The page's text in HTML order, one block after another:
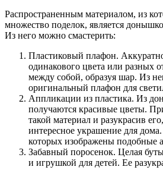
Распространенным материалом, из
множество поделок, является
Из него можно смастерить:
Пластиковый плафон.
одинакового цвета или разных
между собой, образуя шар. Из
оригинальный плафон для
Аппликации из пластика. Из
получаются красивые цветы.
такой материал и разукрасив
интересное украшение для
которых изображены подобные
Забавный поросенок. Целая
и игрушкой для детей. Ее